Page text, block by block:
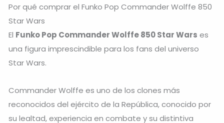
Por qué comprar el Funko Pop Commander Wolffe 850
Star Wars
El Funko Pop Commander Wolffe 850 Star Wars es
una figura imprescindible para los fans del universo
Star Wars.
Commander Wolffe es uno de los clones más
reconocidos del ejército de la República, conocido por
su lealtad, experiencia en combate y su distintiva